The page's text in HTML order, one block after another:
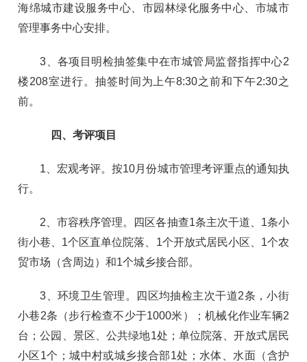
海绵城市建设服务中心、市园林绿化服务中心、市城市
管理事务中心安排。
3、各项目明检抽签集中在市城管局监督指挥中心2
楼208室进行。抽签时间为上午8:30之前和下午2:30之
前。
四、考评项目
1、宏观考评。按10月份城市管理考评重点的通知执
行。
2、市容秩序管理。四区各抽查1条主次干道、1条小
街小巷、1个区直单位院落、1个开放式居民小区、1个农
贸市场（含周边）和1个城乡接合部。
3、环境卫生管理。四区均抽检主次干道2条，小街
小巷2条（步行检查不少于1000米）；机械化作业车辆2
台；公园、景区、公共绿地1处；单位院落、开放式居民
小区1个；城中村或城乡接合部1处；水体、水面（含护